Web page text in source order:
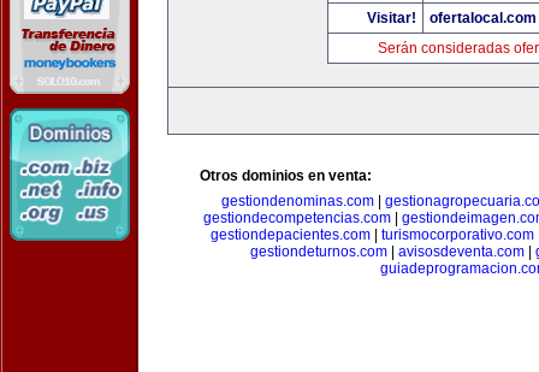
Visitar!
ofertalocal.com
Serán consideradas
Otros dominios en venta:
gestiondenominas.com|
gestiondecompetencias.com|
gestiondepacientes.com| turismocorporativo.com
gestiondeturnos.com| avisosdeventa.com|